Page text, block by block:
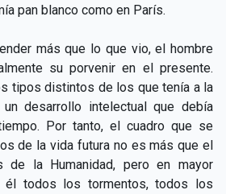
pan blanco como en París.
más que lo que vio, el hombre
su porvenir en el presente.
tipos distintos de los que tenía a la
desarrollo intelectual que debía
Por tanto, el cuadro que se
de la vida futura no es más que el
la Humanidad, pero en mayor
él todos los tormentos, todos los